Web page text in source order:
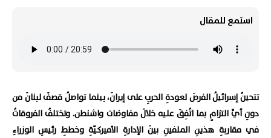
استمع للمقال
تتحينُ إسرائيلُ الفرصَ لعودةِ الحربِ على إيرانَ، بينما تواصلُ قصفَ لبنانَ من
دونِ أيِّ التزامٍ بما اتُفِقَ عليه خلالَ مفاوضات واشنطن. وتختلفُ الفروقاتُ
في مقاربةِ هذينِ الملفينِ بينَ الإدارةِ الأميركيّةِ وخططِ رئيسِ الوزراءِ